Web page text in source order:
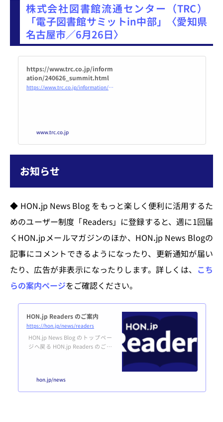
を読む 第 4 回 DAフォーラム(2024
年6月23日) →
株式会社図書館流通センター（TRC）
「電子図書館サミットin中部」〈愛知県
名古屋市／6月26日〉
https://www.trc.co.jp/inform
ation/240626_summit.html
https://www.trc.co.jp/information/240626_summit.html
www.trc.co.jp
お知らせ
◆ HONꓸjp News Blog をもっと楽しく便利に活用するた
めのユーザー制度「Readers」に登録すると、週に1回届
くHONꓸjpメールマガジンのほか、HONꓸjp News Blogの
記事にコメントできるようになったり、更新通知が届い
たり、広告が非表示になったりします。詳しくは、 こち
らの案内ページをご確認ください。
HON.jp Readers のご案内
https://hon.jp/news/readers
HON.jp News Blog のトップペー
ジへ戻る HON.jp Readers のご案
誰でも無料で登録できます。利用
規約はこちら。登録する あなた
hon.jp/news